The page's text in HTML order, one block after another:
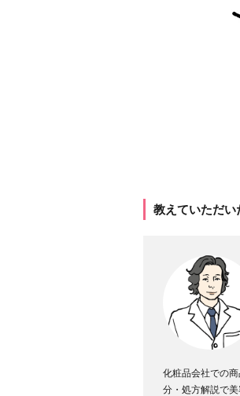
教えていただい
化粧品会社での
分・処方解説で